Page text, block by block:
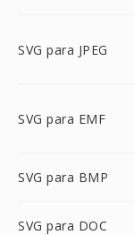
SVG para JPEG
SVG para EMF
SVG para BMP
SVG para DOC